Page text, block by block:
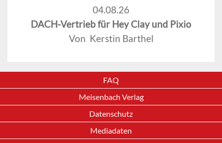
04.08.26
DACH-Vertrieb für Hey Clay und Pixio
Von Kerstin Barthel
FAQ
Meisenbach Verlag
Datenschutz
Mediadaten